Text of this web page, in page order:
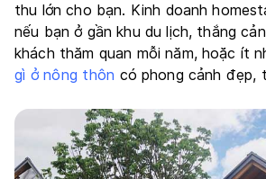
thu lớn cho bạn. Kinh doanh
nếu bạn ở gần khu du lịch, thắng
khách thăm quan mỗi năm, hoặc ít
gì ở nông thôn có phong cảnh đẹp,